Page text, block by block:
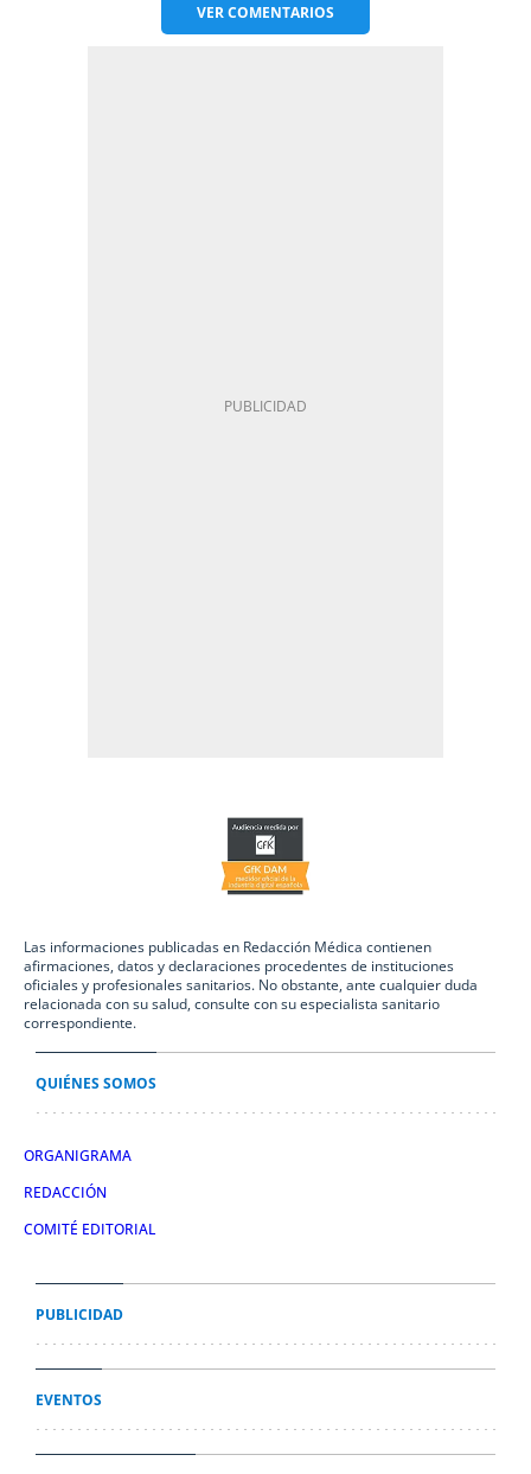
VERCOMENTARIOS
Las informaciones publicadas en Redacción Médica contienen
afirmaciones, datos y declaraciones procedentes de instituciones
oficiales y profesionales sanitarios. No obstante, ante cualquier duda
relacionada con su salud, consulte con su especialista sanitario
correspondiente.
QUIÉNES SOMOS
ORGANIGRAMA
REDACCIÓN
COMITÉ EDITORIAL
PUBLICIDAD
EVENTOS